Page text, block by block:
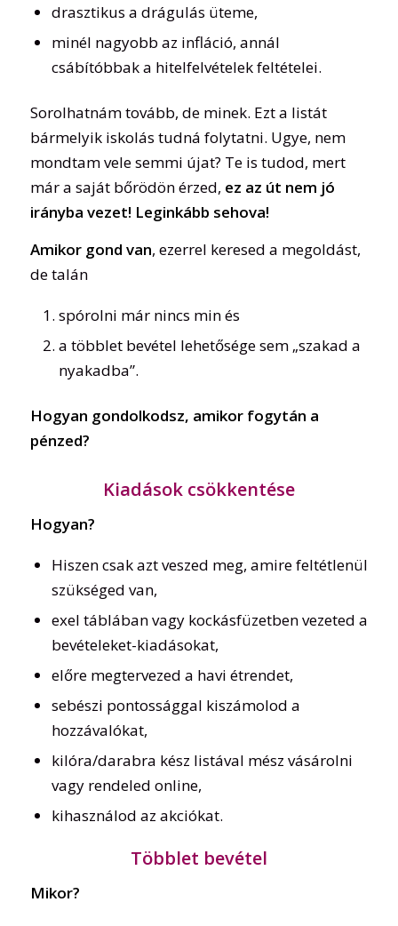
drasztikus a drágulás üteme,
minél nagyobb az infláció, annál
csábítóbbak a hitelfelvételek feltételei.
Sorolhatnám tovább, de minek. Ezt a listát
bármelyik iskolás tudná folytatni. Ugye, nem
mondtam vele semmi újat? Te is tudod, mert
már a saját bőrödön érzed, ez az út nem jó
irányba vezet! Leginkább sehova!
Amikor gond van, ezerrel keresed a megoldást,
de talán
spórolni már nincs min és
a többlet bevétel lehetősége sem „szakad a
nyakadba”.
Hogyan gondolkodsz, amikor fogytán a
pénzed?
Kiadások csökkentése
Hogyan?
Hiszen csak azt veszed meg, amire feltétlenül
szükséged van,
exel táblában vagy kockásfüzetben vezeted a
bevételeket-kiadásokat,
előre megtervezed a havi étrendet,
sebészi pontossággal kiszámolod a
hozzávalókat,
kilóra/darabra kész listával mész vásárolni
vagy rendeled online,
kihasználod az akciókat.
Többlet bevétel
Mikor?